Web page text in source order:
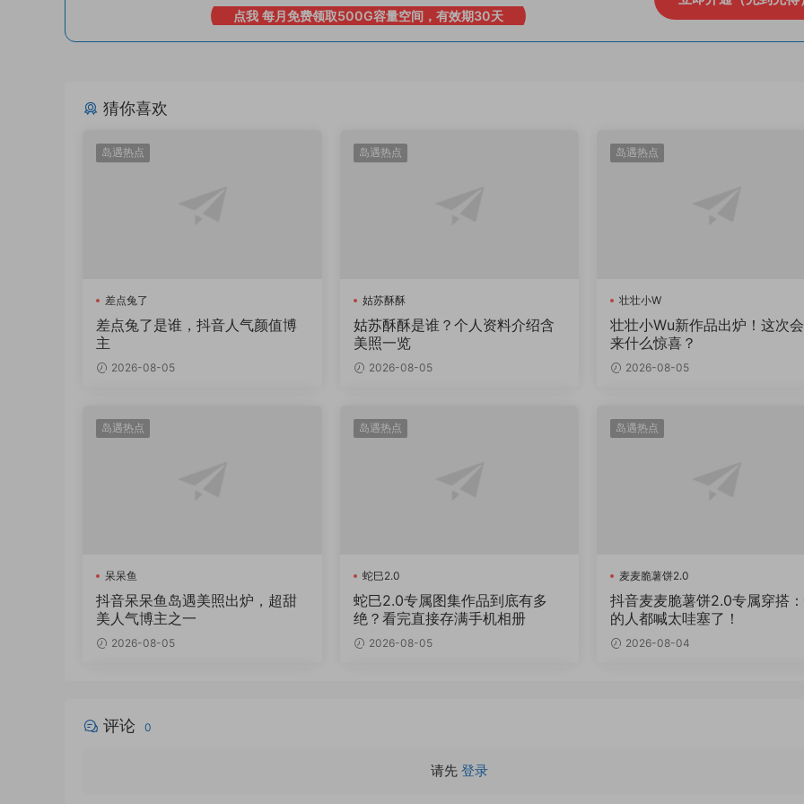
点我 每月免费领取500G容量空间，有效期30天
猜你喜欢
岛遇热点
差点兔了
差点兔了是谁，抖音人气颜值博
主
2026-08-05
岛遇热点
姑苏酥酥
姑苏酥酥是谁？个人资料介绍含
美照一览
2026-08-05
岛遇热点
壮壮小W
壮壮小Wu新作品出炉！这次
来什么惊喜？
2026-08-05
岛遇热点
呆呆鱼
抖音呆呆鱼岛遇美照出炉，超甜
美人气博主之一
2026-08-05
岛遇热点
蛇巳2.0
蛇巳2.0专属图集作品到底有多
绝？看完直接存满手机相册
2026-08-05
岛遇热点
麦麦脆薯饼2.0
抖音麦麦脆薯饼2.0专属穿搭
的人都喊太哇塞了！
2026-08-04
评论 0
请先 登录